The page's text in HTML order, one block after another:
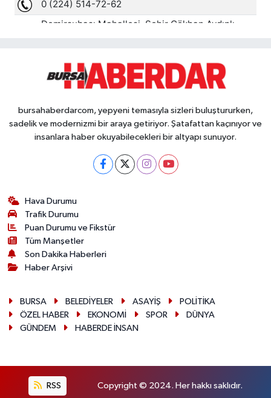
bursahaberdarcom, yepyeni temasıyla sizleri buluştururken,
sadelik ve modernizmi bir araya getiriyor. Şatafattan kaçınıyor ve
insanlara haber okuyabilecekleri bir altyapı sunuyor.
Hava Durumu
Trafik Durumu
Puan Durumu ve Fikstür
Tüm Manşetler
Son Dakika Haberleri
Haber Arşivi
BURSA BELEDİYELER ASAYİŞ
POLİTİKA
ÖZEL HABER
EKONOMİ SPOR
DÜNYA
GÜNDEM
HABERDE İNSAN
RSS Copyright © 2024. Her hakkı saklıdır.